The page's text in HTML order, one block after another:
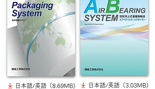
日本語/英語（8.69MB) 日本語/英語（3.03MB)